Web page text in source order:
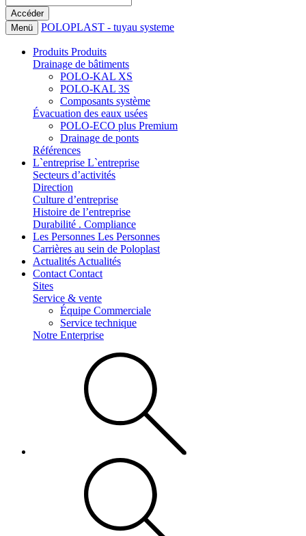
Menü POLOPLAST - tuyau systeme
Produits Produits
Drainage de bâtiments
POLO-KAL XS
POLO-KAL 3S
Composants système
Évacuation des eaux usées
POLO-ECO plus Premium
Drainage de ponts
Références
L`entreprise L`entreprise
Secteurs d’activités
Direction
Culture d’entreprise
Histoire de l’entreprise
Durabilité . Compliance
Les Personnes Les Personnes
Carrières au sein de Poloplast
Actualités Actualités
Contact Contact
Sites
Service & vente
Équipe Commerciale
Service technique
Notre Enterprise